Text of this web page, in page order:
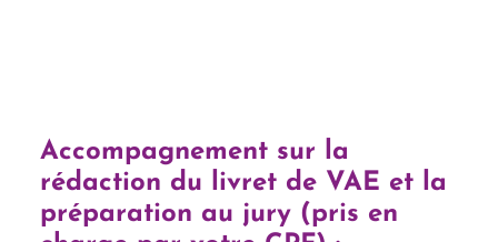
Accompagnement sur la
rédaction du livret de VAE et la
préparation au jury (pris en